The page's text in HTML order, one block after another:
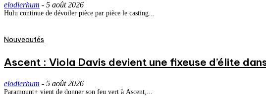
elodierhum - 5 août 2026
Hulu continue de dévoiler pièce par pièce le casting...
Nouveautés
Ascent : Viola Davis devient une fixeuse d’élite
elodierhum - 5 août 2026
Paramount+ vient de donner son feu vert à Ascent,...